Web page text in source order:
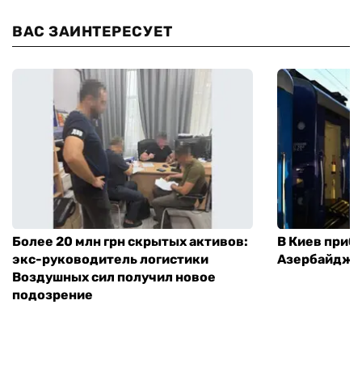
ВАС ЗАИНТЕРЕСУЕТ
Более 20 млн грн скрытых активов:
экс-руководитель логистики
Воздушных сил получил новое
подозрение
В Киев